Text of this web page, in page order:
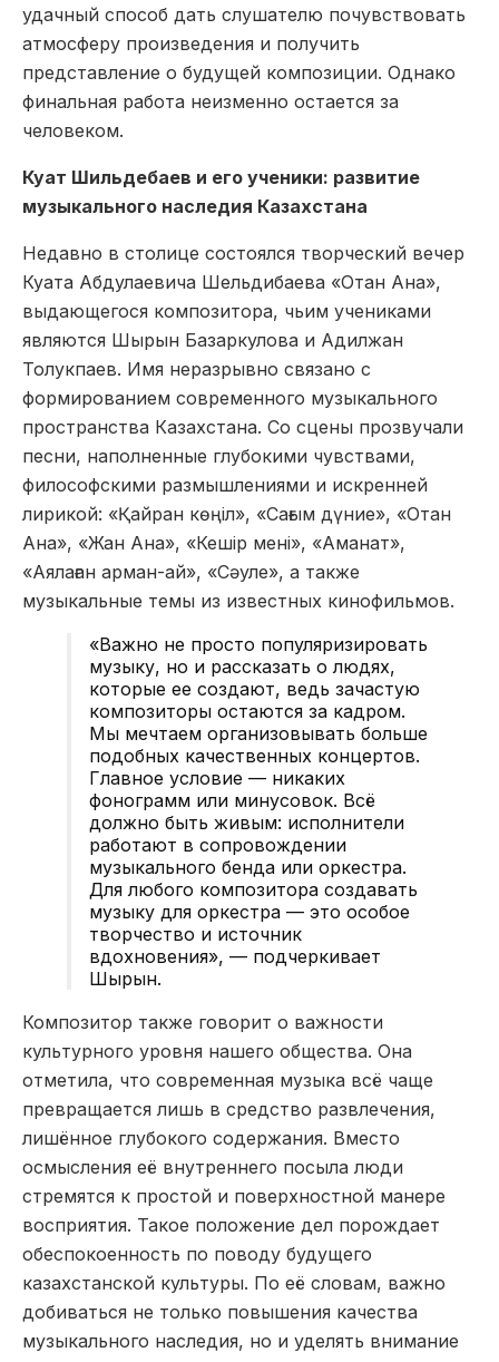
удачный способ дать слушателю почувствовать
атмосферу произведения и получить
представление о будущей композиции. Однако
финальная работа неизменно остается за
человеком.
Куат Шильдебаев и его ученики: развитие
музыкального наследия Казахстана
Недавно в столице состоялся творческий вечер
Куата Абдулаевича Шельдибаева «Отан Ана»,
выдающегося композитора, чьим учениками
являются Шырын Базаркулова и Адилжан
Толукпаев. Имя неразрывно связано с
формированием современного музыкального
пространства Казахстана. Со сцены прозвучали
песни, наполненные глубокими чувствами,
философскими размышлениями и искренней
лирикой: «Қайран көңіл», «Сағым дүние», «Отан
Ана», «Жан Ана», «Кешір мені», «Аманат»,
«Аялаған арман-ай», «Сәуле», а также
музыкальные темы из известных кинофильмов.
«Важно не просто популяризировать
музыку, но и рассказать о людях,
которые ее создают, ведь зачастую
композиторы остаются за кадром.
Мы мечтаем организовывать больше
подобных качественных концертов.
Главное условие — никаких
фонограмм или минусовок. Всё
должно быть живым: исполнители
работают в сопровождении
музыкального бенда или оркестра.
Для любого композитора создавать
музыку для оркестра — это особое
творчество и источник
вдохновения», — подчеркивает
Шырын.
Композитор также говорит о важности
культурного уровня нашего общества. Она
отметила, что современная музыка всё чаще
превращается лишь в средство развлечения,
лишённое глубокого содержания. Вместо
осмысления её внутреннего посыла люди
стремятся к простой и поверхностной манере
восприятия. Такое положение дел порождает
обеспокоенность по поводу будущего
казахстанской культуры. По её словам, важно
добиваться не только повышения качества
музыкального наследия, но и уделять внимание